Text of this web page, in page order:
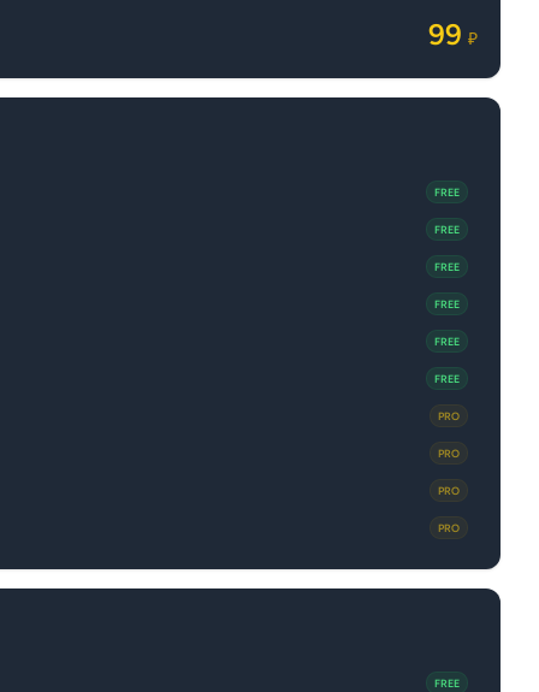
99 ₽
FREE
FREE
FREE
FREE
FREE
FREE
PRO
PRO
PRO
PRO
FREE